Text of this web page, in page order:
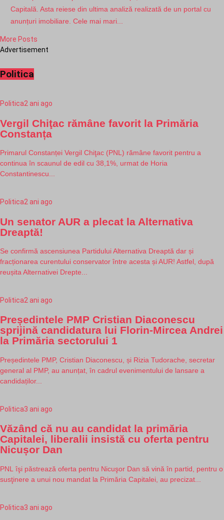
Capitală. Asta reiese din ultima analiză realizată de un portal cu
anunțuri imobiliare. Cele mai mari...
More Posts
Advertisement
Politica
Politica2 ani ago
Vergil Chiţac rămâne favorit la Primăria
Constanța
Primarul Constanței Vergil Chiţac (PNL) rămâne favorit pentru a
continua în scaunul de edil cu 38,1%, urmat de Horia
Constantinescu...
Politica2 ani ago
Un senator AUR a plecat la Alternativa
Dreaptă!
Se confirmă ascensiunea Partidului Alternativa Dreaptă dar și
fracționarea curentului conservator între acesta și AUR! Astfel, după
reușita Alternativei Drepte...
Politica2 ani ago
Președintele PMP Cristian Diaconescu
sprijină candidatura lui Florin-Mircea Andrei
la Primăria sectorului 1
Președintele PMP, Cristian Diaconescu, și Rizia Tudorache, secretar
general al PMP, au anunțat, în cadrul evenimentului de lansare a
candidaților...
Politica3 ani ago
Văzând că nu au candidat la primăria
Capitalei, liberalii insistă cu oferta pentru
Nicușor Dan
PNL îşi păstrează oferta pentru Nicuşor Dan să vină în partid, pentru o
susţinere a unui nou mandat la Primăria Capitalei, au precizat...
Politica3 ani ago